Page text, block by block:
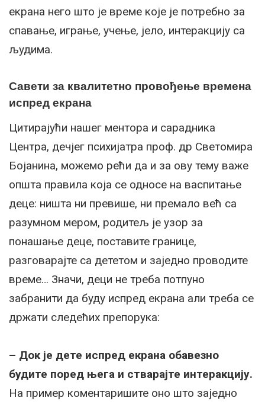
екрана него што је време које је потребно за
спавање, играње, учење, јело, интеракцију са
људима.
Савети за квалитетно провођење времена
испред екрана
Цитирајући нашег ментора и сарадника
Центра, дечјег психијатра проф. др Светомира
Бојанина, можемо рећи да и за ову тему важе
општа правила која се односе на васпитање
деце: ништа ни превише, ни премало већ са
разумном мером, родитељ је узор за
понашање деце, поставите границе,
разговарајте са дететом и заједно проводите
време… Значи, деци не треба потпуно
забранити да буду испред екрана али треба се
држати следећих препорука:
– Док је дете испред екрана обавезно
будите поред њега и стварајте интеракцију.
На пример коментаришите оно што заједно